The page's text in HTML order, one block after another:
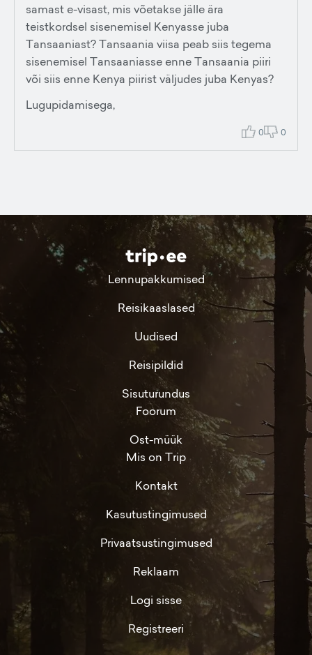
samast e-visast, mis võetakse jälle ära
teistkordsel sisenemisel Kenyasse juba
Tansaaniast? Tansaania viisa peab siis tegema
sisenemisel Tansaaniasse enne Tansaania piiri
või siis enne Kenya piirist väljudes juba Kenyas?
Lugupidamisega,
0 0
Lennupakkumised
Reisikaaslased
Uudised
Reisipildid
Sisuturundus
Foorum
Ost-müük
Mis on Trip
Kontakt
Kasutustingimused
Privaatsustingimused
Reklaam
Logi sisse
Registreeri